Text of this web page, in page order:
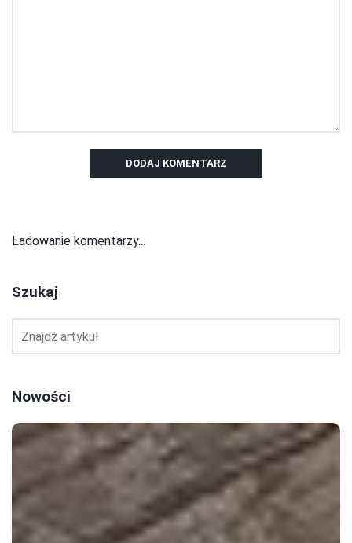
DODAJ KOMENTARZ
Ładowanie komentarzy...
Szukaj
Nowości